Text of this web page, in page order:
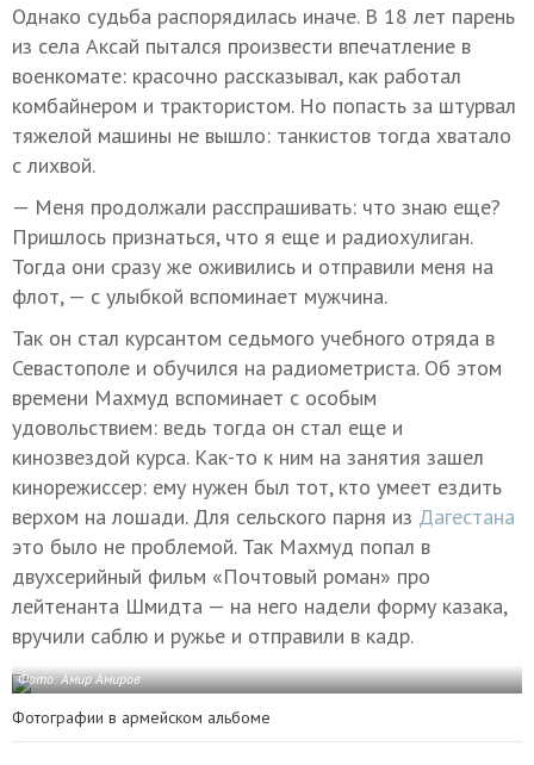
Однако судьба распорядилась иначе. В 18 лет парень
из села Аксай пытался произвести впечатление в
военкомате: красочно рассказывал, как работал
комбайнером и трактористом. Но попасть за штурвал
тяжелой машины не вышло: танкистов тогда хватало
с лихвой.
— Меня продолжали расспрашивать: что знаю еще?
Пришлось признаться, что я еще и радиохулиган.
Тогда они сразу же оживились и отправили меня на
флот, — с улыбкой вспоминает мужчина.
Так он стал курсантом седьмого учебного отряда в
Севастополе и обучился на радиометриста. Об этом
времени Махмуд вспоминает с особым
удовольствием: ведь тогда он стал еще и
кинозвездой курса. Как-то к ним на занятия зашел
кинорежиссер: ему нужен был тот, кто умеет ездить
верхом на лошади. Для сельского парня из Дагестана
это было не проблемой. Так Махмуд попал в
двухсерийный фильм «Почтовый роман» про
лейтенанта Шмидта — на него надели форму казака,
вручили саблю и ружье и отправили в кадр.
Фото: Амир Амиров
Фотографии в армейском альбоме